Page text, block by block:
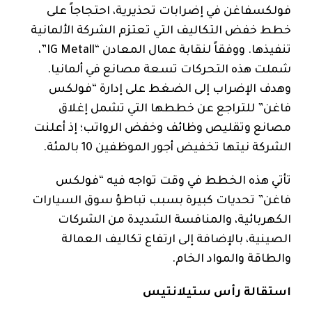
فولكسفاغن في إضرابات تحذيرية، احتجاجاً على
خطط خفض التكاليف التي تعتزم الشركة الألمانية
تنفيذها. ووفقاً لنقابة عمال المعادن “IG Metall”،
شملت هذه التحركات تسعة مصانع في ألمانيا.
وهدف الإضراب إلى الضغط على إدارة “فولكس
فاغن” للتراجع عن خططها التي تشمل إغلاق
مصانع وتقليص وظائف وخفض الرواتب؛ إذ أعلنت
الشركة نيتها تخفيض أجور الموظفين 10 بالمئة.
تأتي هذه الخطط في وقت تواجه فيه “فولكس
فاغن” تحديات كبيرة بسبب تباطؤ سوق السيارات
الكهربائية، والمنافسة الشديدة من الشركات
الصينية، بالإضافة إلى ارتفاع تكاليف العمالة
والطاقة والمواد الخام.
استقالة رأس ستيلانتيس